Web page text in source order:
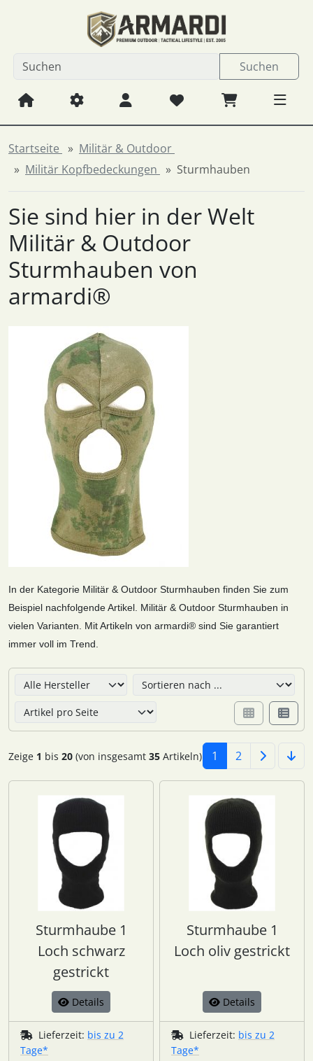
Sprungnavigation
Springe zum Inhalt Springe zur Navigation
Suchen
Startseite
Militär & Outdoor
Militär Kopfbedeckungen
Sturmhauben
Sie sind hier in der Welt
Militär & Outdoor
Sturmhauben von
armardi®
In der Kategorie Militär & Outdoor Sturmhauben finden Sie zum
Beispiel nachfolgende Artikel. Militär & Outdoor Sturmhauben in
vielen Varianten. Mit Artikeln von armardi® sind Sie garantiert
immer voll im Trend.
Zeige 1 bis20 (von insgesamt35 Artikeln) 1 2
Sturmhaube 1
Loch schwarz
gestrickt
Details
Lieferzeit: bis zu 2
Tage*
Sturmhaube 1
Loch oliv gestrickt
Details
Lieferzeit: bis zu 2
Tage*